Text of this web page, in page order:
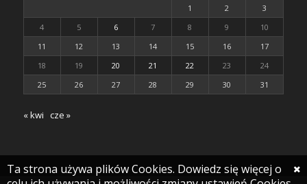
1
2
3
4
5 6 7 8 9
10
11
12 13 14 15 16
17
18
19 20 21 22 23
24
25
26 27 28 29 30 31
« kwi cze »
Ta strona używa plików Cookies. Dowiedz się więcej o